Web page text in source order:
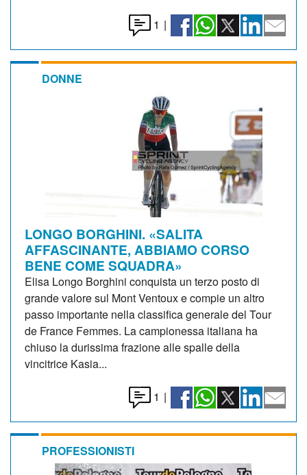
1 |
DONNE
LONGO BORGHINI. «SALITA
AFFASCINANTE, ABBIAMO CORSO
BENE COME SQUADRA»
Elisa Longo Borghini conquista un terzo posto di
grande valore sul Mont Ventoux e compie un altro
passo importante nella classifica generale del Tour
de France Femmes. La campionessa italiana ha
chiuso la durissima frazione alle spalle della
vincitrice Kasia...
1 |
PROFESSIONISTI